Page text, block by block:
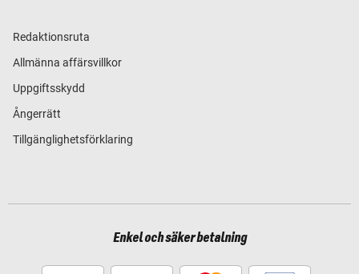
Redaktionsruta
Allmänna affärsvillkor
Uppgiftsskydd
Ångerrätt
Tillgänglighetsförklaring
Enkel och säker betalning